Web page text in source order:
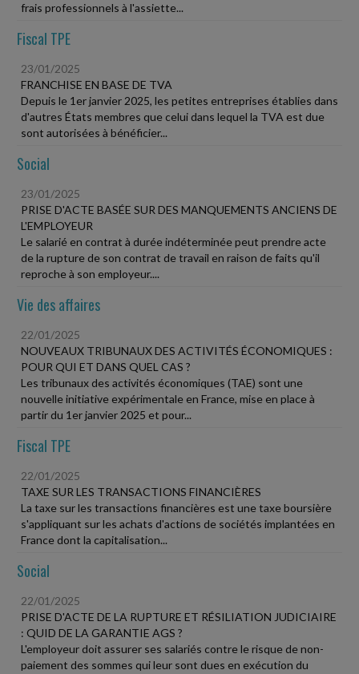
frais professionnels à l'assiette...
Fiscal TPE
23/01/2025
FRANCHISE EN BASE DE TVA
Depuis le 1er janvier 2025, les petites entreprises établies dans
d'autres États membres que celui dans lequel la TVA est due
sont autorisées à bénéficier...
Social
23/01/2025
PRISE D'ACTE BASÉE SUR DES MANQUEMENTS ANCIENS DE
L'EMPLOYEUR
Le salarié en contrat à durée indéterminée peut prendre acte
de la rupture de son contrat de travail en raison de faits qu'il
reproche à son employeur....
Vie des affaires
22/01/2025
NOUVEAUX TRIBUNAUX DES ACTIVITÉS ÉCONOMIQUES :
POUR QUI ET DANS QUEL CAS ?
Les tribunaux des activités économiques (TAE) sont une
nouvelle initiative expérimentale en France, mise en place à
partir du 1er janvier 2025 et pour...
Fiscal TPE
22/01/2025
TAXE SUR LES TRANSACTIONS FINANCIÈRES
La taxe sur les transactions financières est une taxe boursière
s'appliquant sur les achats d'actions de sociétés implantées en
France dont la capitalisation...
Social
22/01/2025
PRISE D'ACTE DE LA RUPTURE ET RÉSILIATION JUDICIAIRE
: QUID DE LA GARANTIE AGS ?
L'employeur doit assurer ses salariés contre le risque de non-
paiement des sommes qui leur sont dues en exécution du